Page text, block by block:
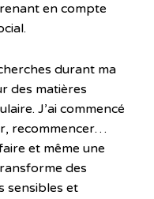
en compte
durant ma
des matières
J’ai commencé
recommencer…
et même une
des
sensibles et